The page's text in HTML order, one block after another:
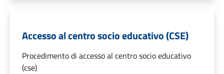
Accesso al centro socio educativo (CSE)
Procedimento di accesso al centro socio educativo
(cse)